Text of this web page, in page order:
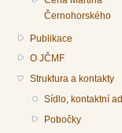
Černohorského
Publikace
O JČMF
Struktura a kontakty
Sídlo, kontaktní
Pobočky